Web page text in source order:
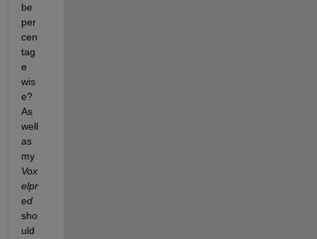
be
per
cen
tag
e
wis
e?
As
well
as
my
Vox
elpr
ed
sho
uld